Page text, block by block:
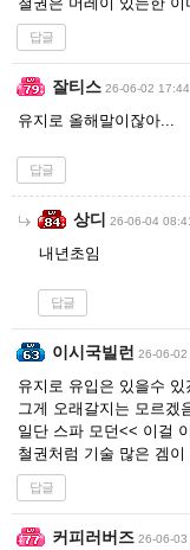
답글
잘티스 26-06-02 17:44
유지로 올해말이잖아...
답글
상디 26-06-04
내년초임
답글
이시국빌런 26-06-02
유지로 유입은 있을수 있
그게 오래갈지는 모르겠
일단 스파 모던<< 이걸
철권처럼 기술 많은 겜
답글
커피러버즈 26-06-03